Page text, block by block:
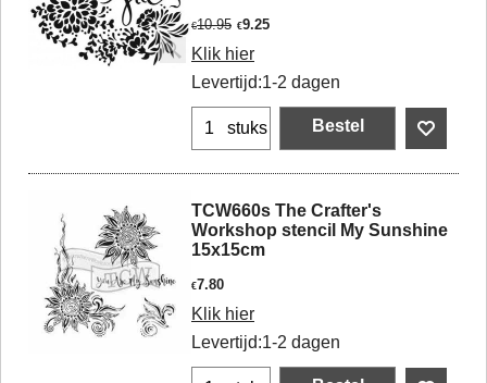
€10.95 €9.25
Klik hier
Levertijd:1-2 dagen
stuks Bestel
TCW660s The Crafter's
Workshop stencil My Sunshine
15x15cm
€7.80
Klik hier
Levertijd:1-2 dagen